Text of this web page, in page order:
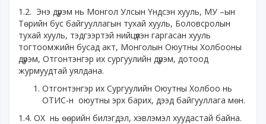
1.2. Энэ дүрэм нь Монгол Улсын Үндсэн хууль, МУ –ын
Төрийн бус байгууллагын тухай хууль, Боловсролын
тухай хууль, тэдгээртэй нийцүүлэн гаргасан хууль
тогтоомжийн бусад акт, Монголын Оюутны Холбооны
дүрэм, Отгонтэнгэр их сургуулийн дүрэм, дотоод
журмуудтай уялдана.
Отгонтэнгэр их Сургуулийн Оюутны Холбоо нь
ОТИС-н оюутны эрх барих, дээд байгууллага мөн.
1.4. ОХ нь өөрийн билэгдэл, хэвлэмэл хуудастай байна.